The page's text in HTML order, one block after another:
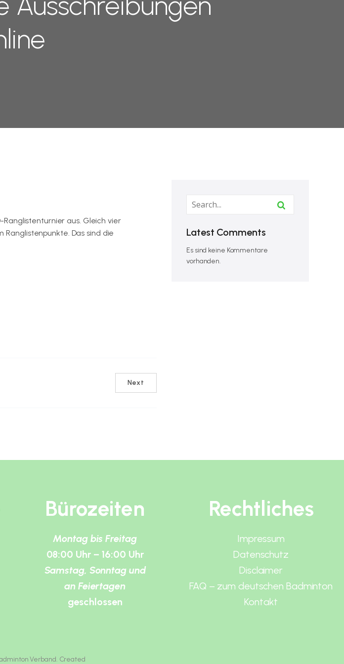
Ranglistenturnier aus. Gleich vier
Das sind die
Next
Latest Comments
Es sind keine Kommentare
vorhanden.
Bürozeiten
Montag bis Freitag
08:00 Uhr – 16:00 Uhr
Samstag, Sonntag und
an Feiertagen
geschlossen
Rechtliches
Impressum
Datenschutz
Disclaimer
FAQ – zum deutschen Badminton
Kontakt
Verband. Created